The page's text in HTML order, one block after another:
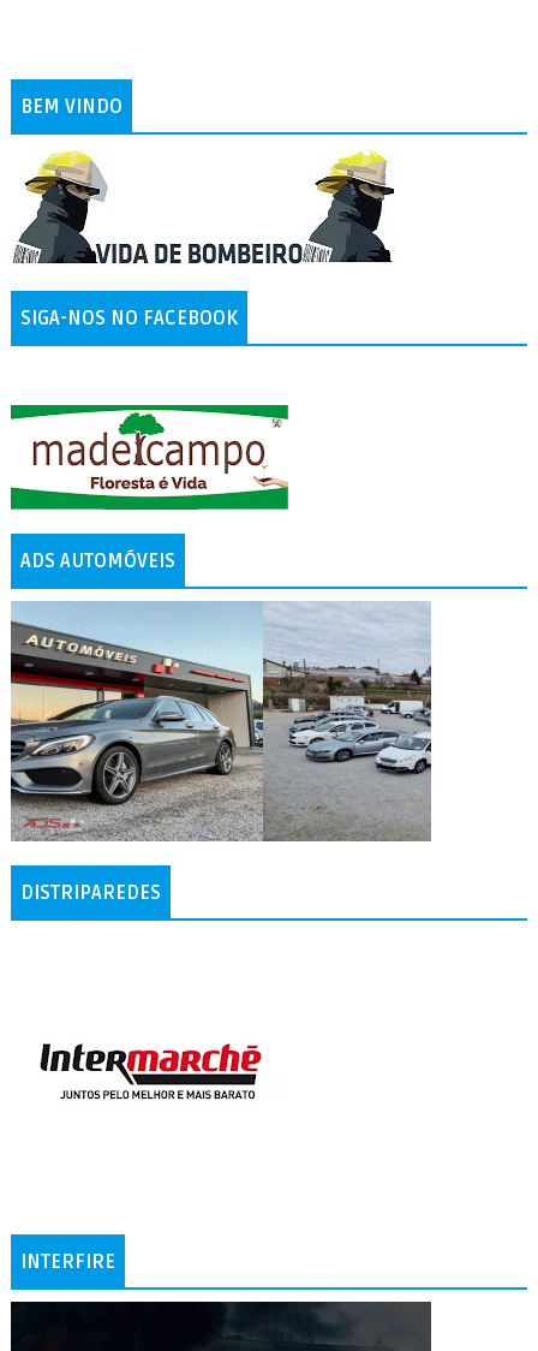
BEM VINDO
SIGA-NOS NO FACEBOOK
ADS AUTOMÓVEIS
DISTRIPAREDES
INTERFIRE